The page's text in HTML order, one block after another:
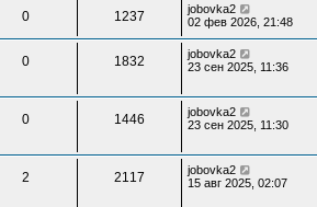
0 1237
jobovka2
02 фев 2026, 21:48
0 1832
jobovka2
23 сен 2025, 11:36
0 1446
jobovka2
23 сен 2025, 11:30
2 2117
jobovka2
15 авг 2025, 02:07